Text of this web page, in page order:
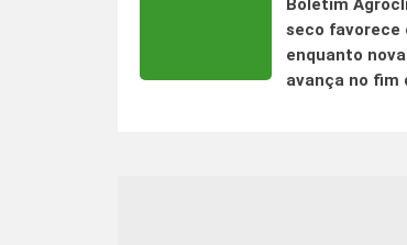
Boletim
seco favorece
enquanto
avança no fim